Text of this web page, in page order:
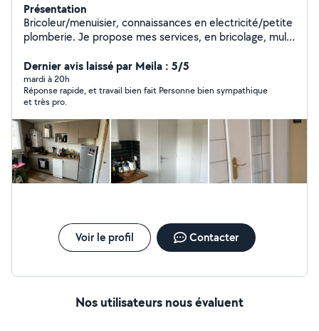
Présentation
Bricoleur/menuisier, connaissances en electricité/petite
plomberie. Je propose mes services, en bricolage, multi
Dernier avis laissé par Meila : 5/5
mardi à 20h
Réponse rapide, et travail bien fait Personne bien sympathique
et très pro.
Voir le profil Contacter
Nos utilisateurs nous évaluent